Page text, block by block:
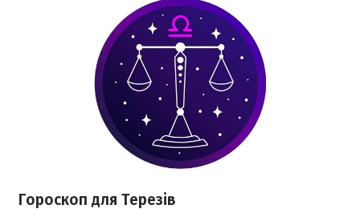
Гороскоп для Терезів